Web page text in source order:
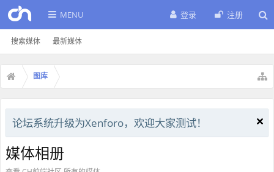
MENU
搜索媒体 最新媒体
登录 注册
图库
论坛系统升级为Xenforo，欢迎大家测试！
媒体相册